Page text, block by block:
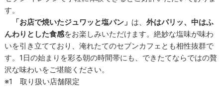
す。
「お店で焼いたジュワッと塩パン」 は、外はパリッ、中はふ
んわりとした食感をお楽しみいただけます。絶妙な塩味が味わ
いを引き立てており、淹れたてのセブンカフェとも相性抜群で
す。1日の始まりを彩る朝の時間帯にも、できたてならではの贅
沢な味わいをご堪能ください。
※1 取り扱い店舗限定